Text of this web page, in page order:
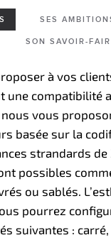
SES
SON SAVOIR-
à vos
une compatibilité
vous
basée sur la
strandards de
possibles
ou sablés.
pourrez
suivantes :